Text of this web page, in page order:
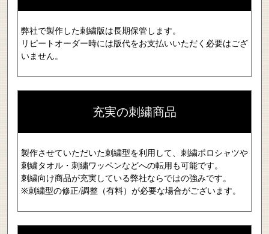
弊社で製作した刺繍版は長期保管します。
リピートオーダー時には版代をお支払いいただく必要はござ
いません。
充実の刺繍商品
製作させていただいた刺繍型を利用して、刺繍ポロシャツや
刺繍タオル・刺繍ワッペンなどへの転用も可能です。
刺繍向け商品が充実している弊社ならではの強みです。
※刺繍型の修正/調整（有料）が必要な場合がございます。